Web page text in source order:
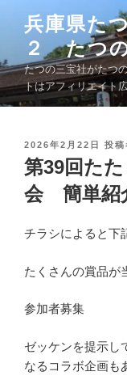
ン
ツ
へ
兵庫県た
２ たつ
たつの三宝社がたつ
トはアフィリエイト
投
稿
日
2026年2月22日 投
第39回た
会 簡単紹
チラシによると下
たくさんの賞品が
参加者募集
ゼッケンを提示し
なるコラボ企画も